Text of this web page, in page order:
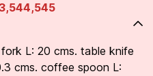
L: 20 cms. table knife
cms. coffee spoon L: